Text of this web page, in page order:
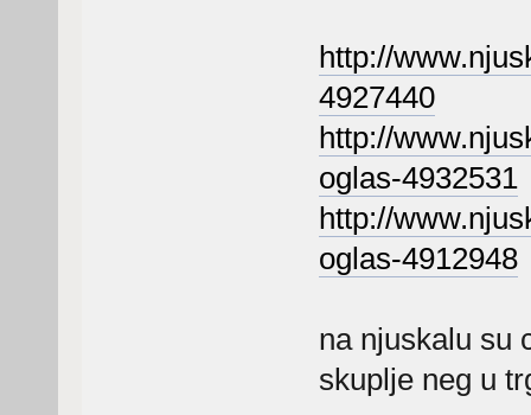
http://
4927440
http://
oglas-4932531
http://
oglas-4912948
na njuskalu su
skuplje neg u